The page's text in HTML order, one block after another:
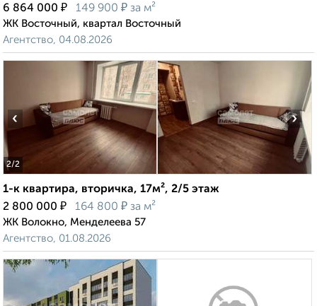
6 864 000 ₽ 149 900 ₽ за м²
ЖК Восточный, квартал Восточный
Агентство, 04.08.2026
2/2
‹ ›
1-к квартира, вторичка, 17м², 2/5 этаж
2 800 000 ₽ 164 800 ₽ за м²
ЖК Волокно, Менделеева 57
Агентство, 01.08.2026